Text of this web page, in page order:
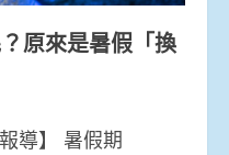
原來是暑假「換
導】 暑假期